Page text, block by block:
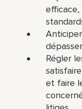
Régler
et faire